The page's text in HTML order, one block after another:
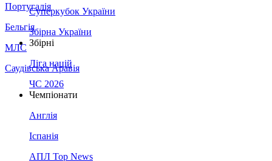
Португалія
Бельгія
МЛС
Саудівська Аравія
Суперкубок України
Збірна України
Збірні
Ліга націй
ЧС 2026
Чемпіонати
Англія
Іспанія
АПЛ Top News